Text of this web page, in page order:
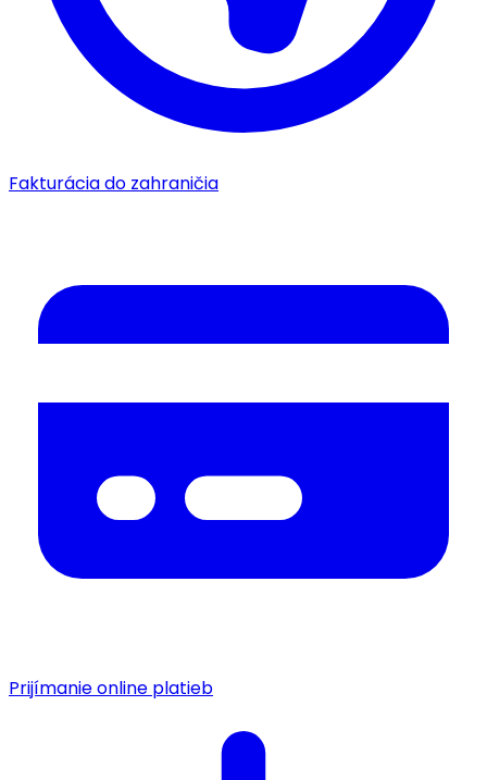
Fakturácia do zahraničia
Prijímanie online platieb